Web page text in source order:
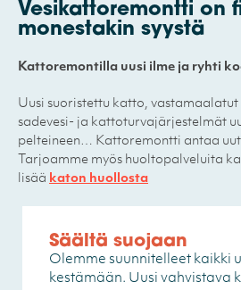
Vesikattoremontti on
monestakin syystä
Kattoremontilla uusi ilme ja ryhti
Uusi suoristettu katto,
sadevesi- ja kattoturvajärjestelmät
pelteineen… Kattoremontti antaa
Tarjoamme myös huoltopalveluita
lisää katon huollosta
Säältä suojaan
Olemme suunnitelleet kaikki
kestämään. Uusi vahvistava